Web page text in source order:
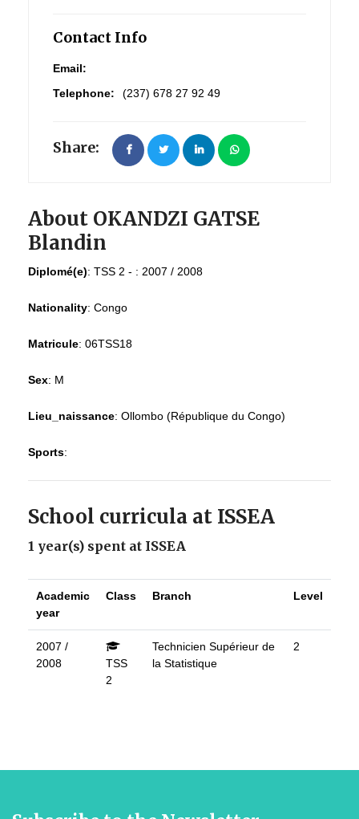
Contact Info
Email:
Telephone:
(237) 678 27 92 49
Share:
About OKANDZI GATSE
Blandin
Diplomé(e): TSS 2 - : 2007 / 2008
Nationality: Congo
Matricule: 06TSS18
Sex: M
Lieu_naissance: Ollombo (République du Congo)
Sports:
School curricula at ISSEA
1 year(s) spent at ISSEA
Academic
year
Class Branch Level
2007 /
2008
TSS
2
Technicien Supérieur de
la Statistique
2